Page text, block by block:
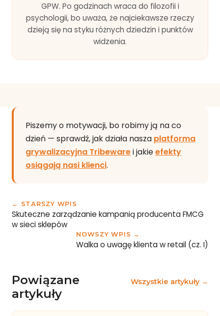
GPW. Po godzinach wraca do filozofii i
psychologii, bo uważa, że najciekawsze rzeczy
dzieją się na styku różnych dziedzin i punktów
widzenia.
Piszemy o motywacji, bo robimy ją na co
dzień — sprawdź, jak działa nasza platforma
grywalizacyjna Tribewarei jakieefekty
osiągają nasi klienci.
← STARSZY WPIS
Skuteczne zarządzanie kampanią producenta FMCG
w sieci sklepów
NOWSZY WPIS →
Walka o uwagę klienta w retail (cz. I)
Powiązane
artykuły
Wszystkie artykuły →